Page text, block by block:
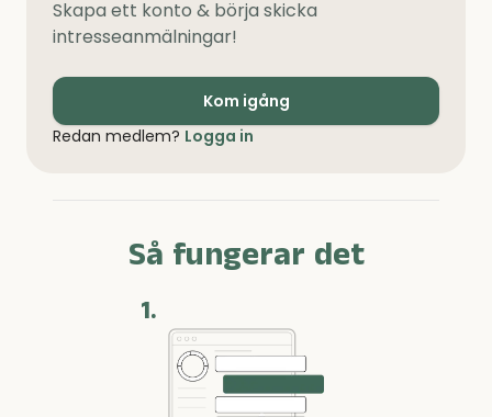
Skapa ett konto & börja skicka
intresseanmälningar!
Kom igång
Redan medlem? Logga in
Så fungerar det
1.